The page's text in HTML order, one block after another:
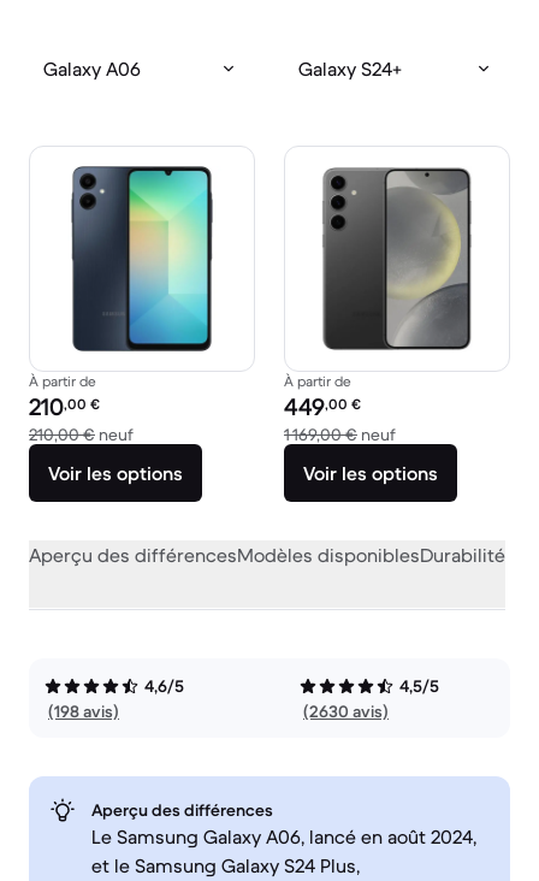
Galaxy A06 Galaxy S24+
À partir de
Prix reconditionné :
210,00 €
210,00 € neufcontre 210,00 € neuf
Voir les options
À partir de
Prix reconditionné :
449,00 €
1 169,00 € neufcontre 1 169,00 €
Voir les options
Aperçu des différencesModèles disponiblesDurabilité
4,6/5
(198 avis)
4,5/5
(2630 avis)
Aperçu des différences
Le Samsung Galaxy A06, lancé en août 2024,
et le Samsung Galaxy S24 Plus,